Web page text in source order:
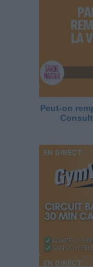
Peut-on